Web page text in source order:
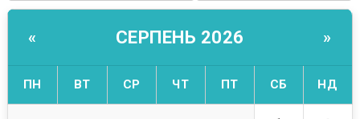
« СЕРПЕНЬ 2026 »
ПН ВТ СР ЧТ ПТ СБ НД